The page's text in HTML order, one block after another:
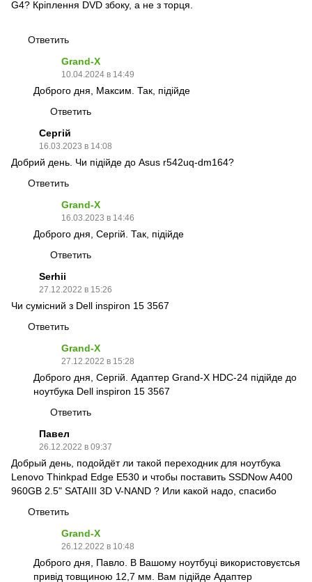
G4? Кріплення DVD збоку, а не з торця.
Ответить
Grand-X
10.04.2024 в 14:49
Доброго дня, Максим. Так, підійде
Ответить
Сергій
16.03.2023 в 14:08
Добрий день. Чи підійде до Asus r542uq-dm164?
Ответить
Grand-X
16.03.2023 в 14:46
Доброго дня, Сергій. Так, підійде
Ответить
Serhii
27.12.2022 в 15:26
Чи сумісний з Dell inspiron 15 3567
Ответить
Grand-X
27.12.2022 в 15:28
Доброго дня, Сергій. Адаптер Grand-X HDC-24 підійде до
ноутбука Dell inspiron 15 3567
Ответить
Павел
26.12.2022 в 09:37
Добрый день, подойдёт ли такой переходник для ноутбука
Lenovo Thinkpad Edge E530 и чтобы поставить SSDNow A400
960GB 2.5" SATAIII 3D V-NAND ? Или какой надо, спасибо
Ответить
Grand-X
26.12.2022 в 10:48
Доброго дня, Павло. В Вашому ноутбуці використовуєтсья
привід товщиною 12,7 мм. Вам підійде Адаптер